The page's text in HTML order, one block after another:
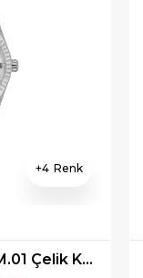
4
Ferrucci FER.03598M.01 Çelik Kordon Kadın Kol Saati